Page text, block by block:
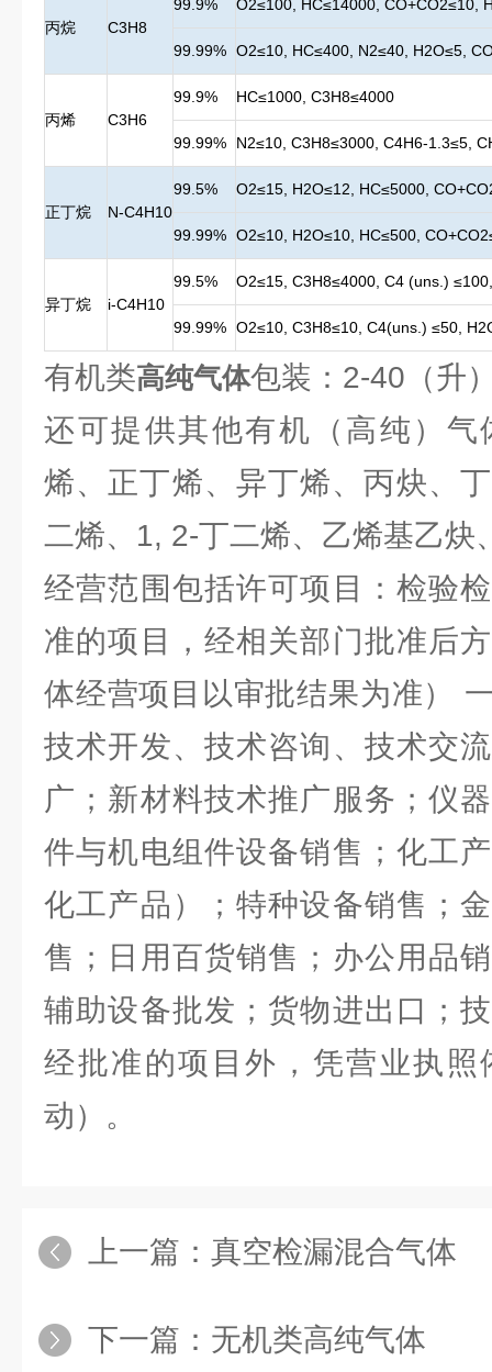
丙烷 C3H8
99.9% O2≤100, HC≤14000, CO+CO2≤10,
99.99% O2≤10, HC≤400, N2≤40, H2O≤5,
丙烯 C3H6
99.9% HC≤1000, C3H8≤4000
99.99% N2≤10, C3H8≤3000, C4H6-1.3≤5,
正丁烷 N-C4H10
99.5% O2≤15, H2O≤12, HC≤5000,
99.99% O2≤10, H2O≤10, HC≤500,
异丁烷 i-C4H10
99.5% O2≤15, C3H8≤4000, C4 (uns.)
99.99% O2≤10, C3H8≤10, C4(uns.) ≤50,
有机类高纯气体包装：2-40（升
还可提供其他有机（高纯）气
烯、正丁烯、异丁烯、丙炔、
二烯、1, 2-丁二烯、乙烯基乙炔
经营范围包括许可项目：检验
准的项目，经相关部门批准后
体经营项目以审批结果为准）
技术开发、技术咨询、技术交
广；新材料技术推广服务；仪
件与机电组件设备销售；化工
化工产品）；特种设备销售；
售；日用百货销售；办公用品
辅助设备批发；货物进出口；
经批准的项目外，凭营业执照
动）。
上一篇： 真空检漏混合气体
下一篇： 无机类高纯气体